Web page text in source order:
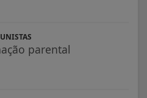
parental